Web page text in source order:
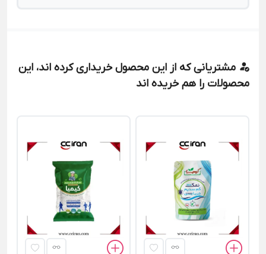
مشتریانی که از این محصول خریداری کرده اند، این
محصولات را هم خریده اند